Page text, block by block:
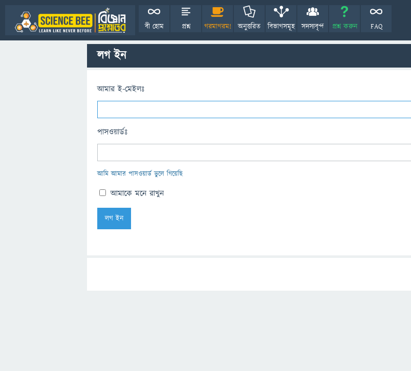
বী হোম প্রশ্ন গরমাগরম! অনুত্তরিত বিভাগসমূহ সদস্যবৃন্দ প্রশ্ন করুন FAQ
লগ ইন
আমার ই-মেইলঃ
পাসওয়ার্ডঃ
আমি আমার পাসওয়ার্ড ভুলে গিয়েছি
আমাকে মনে রাখুন